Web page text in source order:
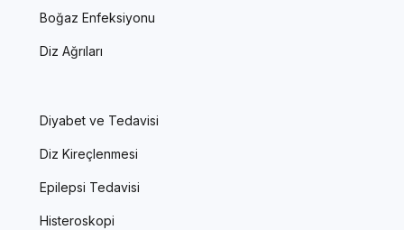
Boğaz Enfeksiyonu
Diz Ağrıları
Diyabet ve Tedavisi
Diz Kireçlenmesi
Epilepsi Tedavisi
Histeroskopi